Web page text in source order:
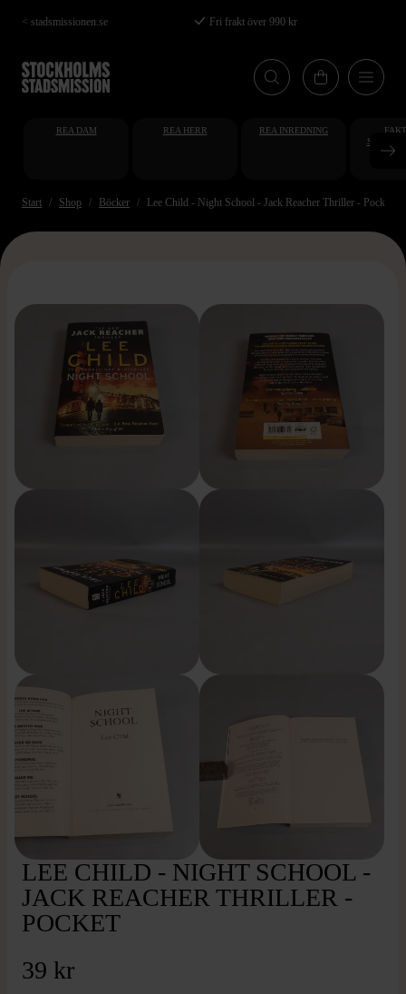
Hoppa
till
huvudinnehåll
< stadsmissionen.se Fri frakt över 990 kr
REA DAM REA HERR REA INREDNING
Start Shop Böcker Lee Child - Night School - Jack Reacher Thriller - Pocket
>
LEE CHILD - NIGHT SCHOOL -
JACK REACHER THRILLER -
POCKET
39 kr